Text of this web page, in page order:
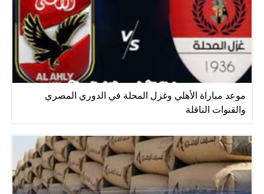
موعد مباراة الأهلي وغزل المحلة في الدوري المصري
والقنوات الناقلة